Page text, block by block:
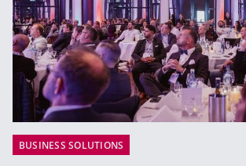
BUSINESS SOLUTIONS